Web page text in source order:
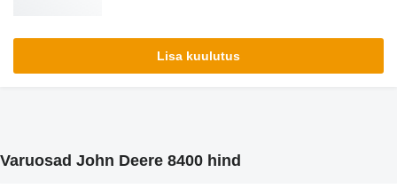
Lisa kuulutus
Varuosad John Deere 8400 hind